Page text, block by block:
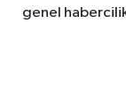
genel habercilik